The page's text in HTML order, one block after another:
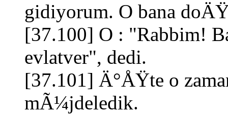
gidiyorum. O bana
[37.100] O : "Rabbim!
evlatver", dedi.
[37.101] Ä°ÅŸte o
mÃ¼jdeledik.